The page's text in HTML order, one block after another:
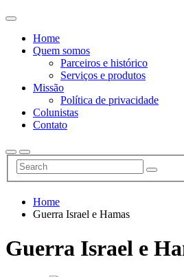
Home
Quem somos
Parceiros e histórico
Serviços e produtos
Missão
Política de privacidade
Colunistas
Contato
Home
Guerra Israel e Hamas
Guerra Israel e